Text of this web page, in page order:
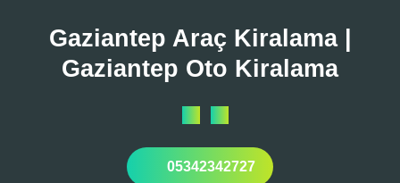
Gaziantep Araç Kiralama |
Gaziantep Oto Kiralama
Open
Button
05342342727